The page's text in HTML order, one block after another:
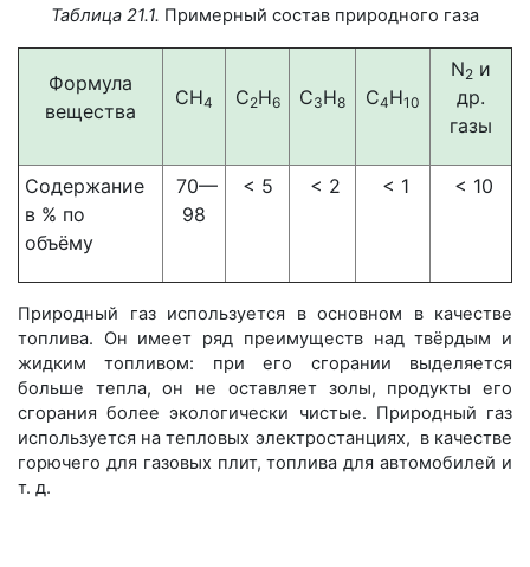
Таблица 21.1. Примерный состав природного газа
Формула
вещества
CH4 С2Н6 С3Н8 С4Н10
N2 и
др.
газы
Содержание
в % по
объёму
70—
98
< 5 < 2 < 1 < 10
Природный газ используется в основном в качестве
топлива. Он имеет ряд преимуществ над твёрдым и
жидким топливом: при его сгорании выделяется
больше тепла, он не оставляет золы, продукты его
сгорания более экологически чистые. Природный газ
используется на тепловых электростанциях, в качестве
горючего для газовых плит, топлива для автомобилей и
т. д.